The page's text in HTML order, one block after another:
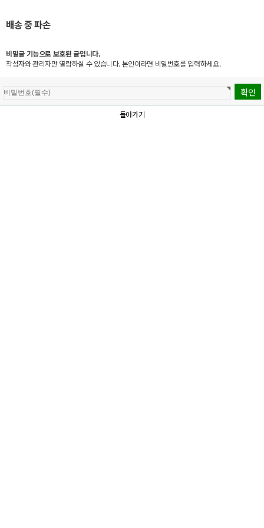
배송 중 파손
비밀글 기능으로 보호된 글입니다.
작성자와 관리자만 열람하실 수 있습니다. 본인이라면 비밀번호를 입력하세요.
돌아가기